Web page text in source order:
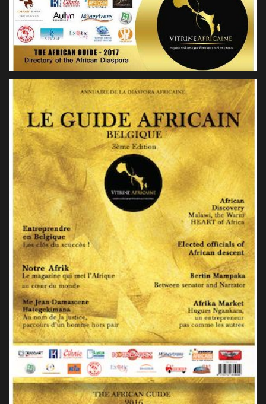
LE GUIDE AFRICAIN BELGIQUE 2017
2017, BELGIQUE